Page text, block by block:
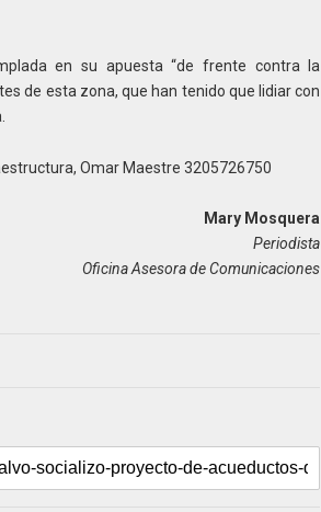
en su apuesta “de frente contra la
de esta zona, que han tenido que lidiar con
Omar Maestre 3205726750
Mary Mosquera
Periodista
Oficina Asesora de Comunicaciones